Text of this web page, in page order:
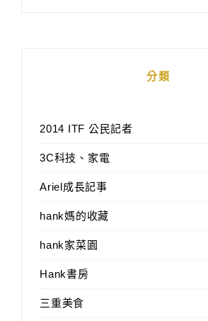
分類
2014 ITF 公民記者
3C科技、家電
Ariel成長記事
hank媽的收藏
hank家菜園
Hank書房
三重美食